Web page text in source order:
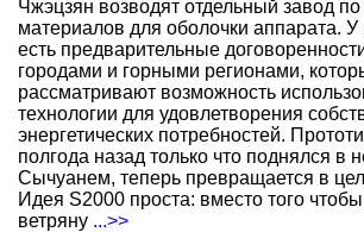
Чжэцзян возводят отдельный завод
материалов для оболочки аппарата.
есть предварительные
городами и горными регионами,
рассматривают возможность
технологии для удовлетворения
энергетических потребностей.
полгода назад только что поднялся в
Сычуанем, теперь превращается в
Идея S2000 проста: вместо того
ветряну ...>>